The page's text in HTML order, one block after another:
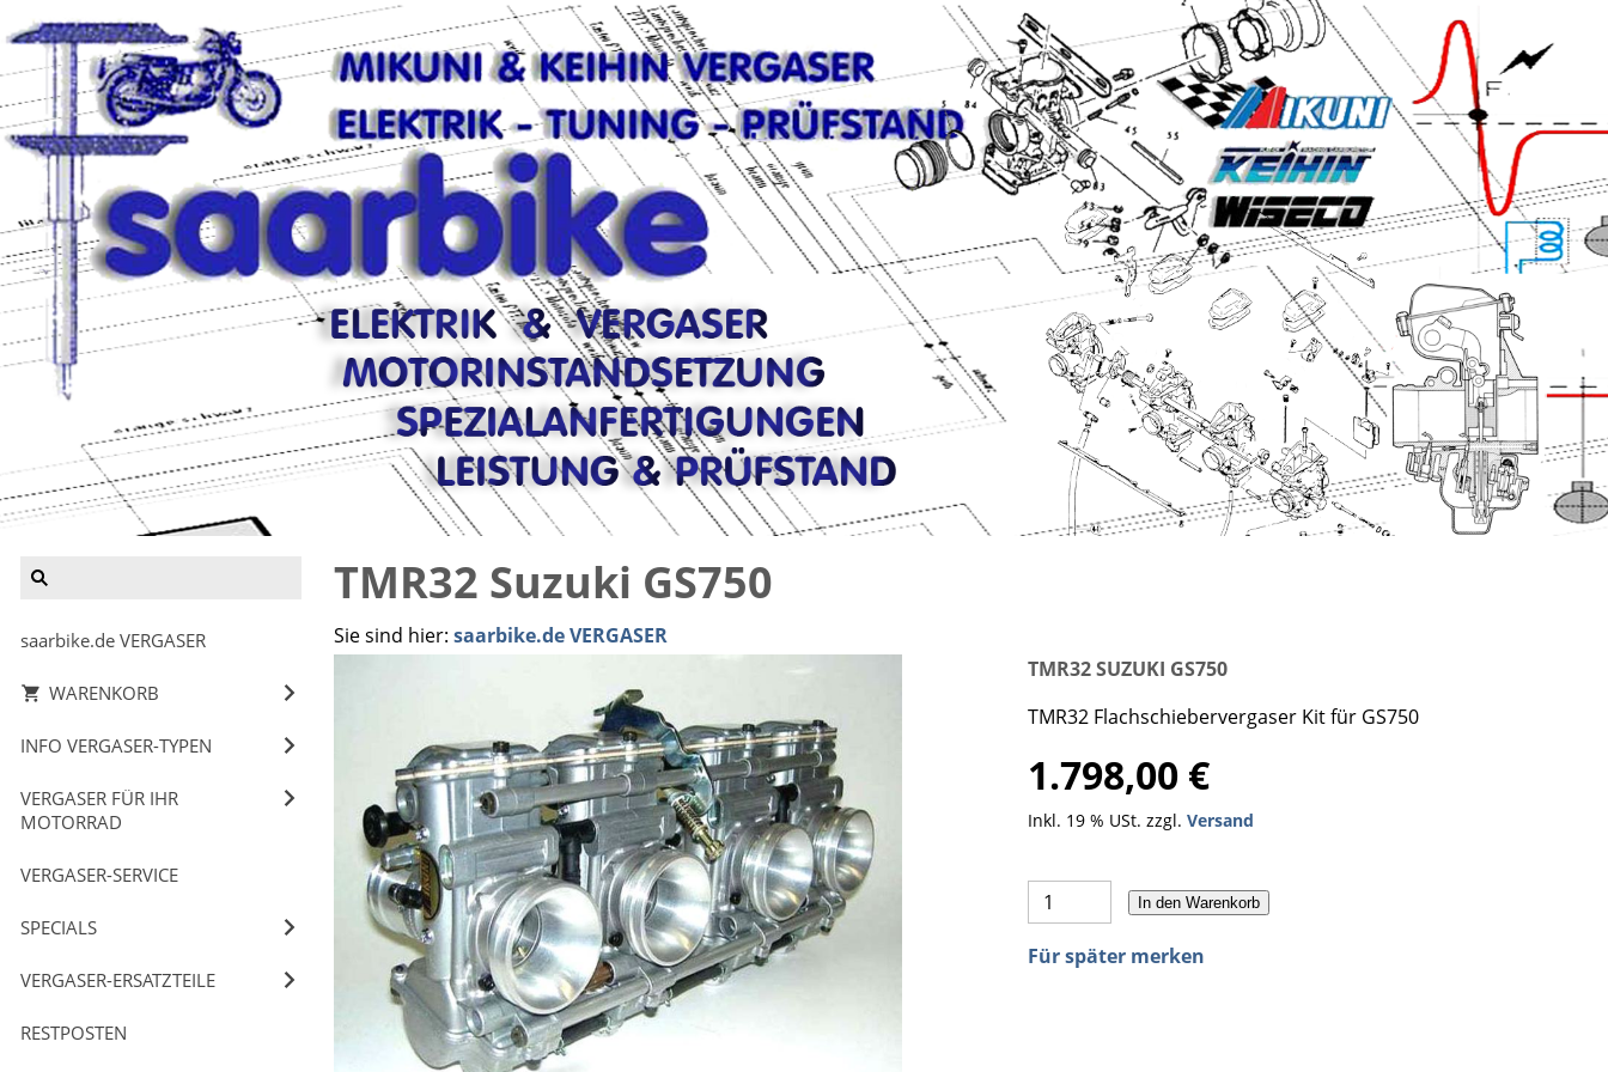
saarbike.de VERGASER
WARENKORB
INFO VERGASER-TYPEN
VERGASER FÜR IHR
MOTORRAD
VERGASER-SERVICE
SPECIALS
VERGASER-ERSATZTEILE
RESTPOSTEN
TMR32 Suzuki GS750
Sie sind hier: saarbike.de VERGASER
TMR32 SUZUKI GS750
TMR32 Flachschiebervergaser Kit für GS750
1.798,00 €
Inkl. 19 % USt. zzgl.Versand
In den Warenkorb
Für später merken